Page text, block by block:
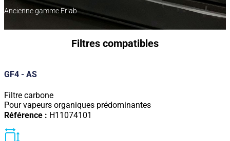
Ancienne gamme Erlab
Filtres compatibles
GF4 - AS
Filtre carbone
Pour vapeurs organiques prédominantes
Référence : H11074101